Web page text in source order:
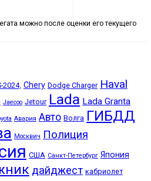
можно после оценки его текущего
2024, Chery Dodge Charger Haval
Jaecoo Jetour Lada Lada Granta
Авария Авто Волга ГИБДД
Москвич Полиция
США Санкт-Петербург Япония
дайджест кабриолет